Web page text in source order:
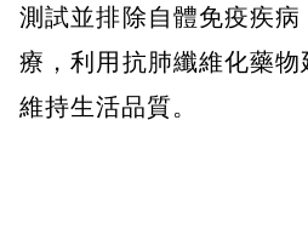
測試並排除自體免疫疾
療，利用抗肺纖維化藥物
維持生活品質。